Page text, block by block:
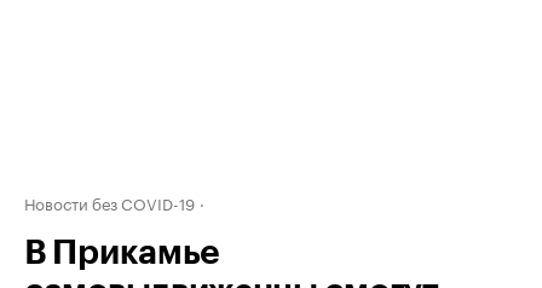
Новости без COVID-19
В Прикамье